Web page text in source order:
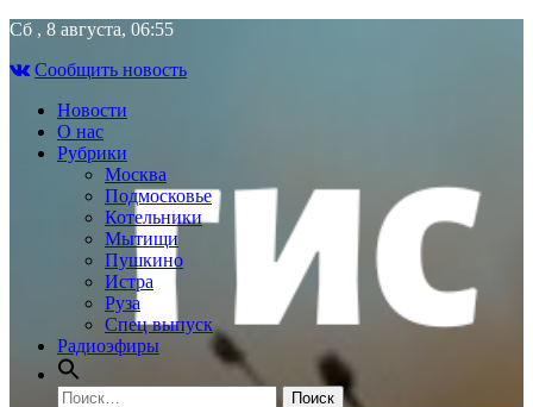
Skip
content
Сб , 8 августа, 06:55
Сообщить новость
Новости
О нас
Рубрики
Москва
Подмосковье
Котельники
Мытищи
Пушкино
Истра
Руза
Спец выпуск
Радиоэфиры
Найти: